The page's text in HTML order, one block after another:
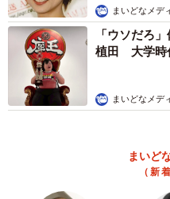
まいどなメデ
「ウソだろ
植田 大学時
まいどなメデ
まいど
（新